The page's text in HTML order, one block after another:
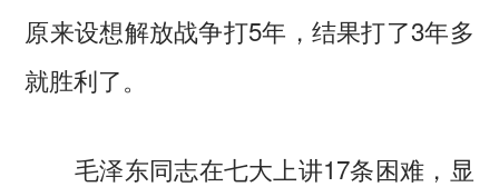
原来设想解放战争打5年，结果打了3年多
就胜利了。
毛泽东同志在七大上讲17条困难，显